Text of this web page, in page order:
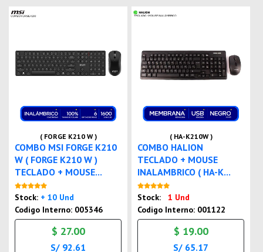
( FORGE K210 W )
COMBO MSI FORGE K210
W ( FORGE K210 W )
TECLADO + MOUSE...
Stock: + 10 Und
Codigo Interno: 005346
$ 27.00
S/ 92.61
( HA-K210W )
COMBO HALION
TECLADO + MOUSE
INALAMBRICO ( HA-K...
Stock:
1 Und
Codigo Interno: 001122
$ 19.00
S/ 65.17